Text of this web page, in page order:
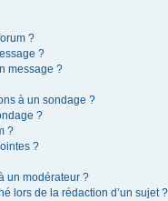
?
?
message ?
à un sondage ?
?
?
?
un modérateur ?
lors de la rédaction d’un sujet ?